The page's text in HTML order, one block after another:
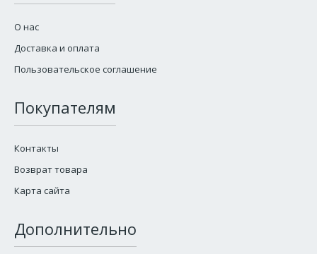
О нас
Доставка и оплата
Пользовательское соглашение
Покупателям
Контакты
Возврат товара
Карта сайта
Дополнительно